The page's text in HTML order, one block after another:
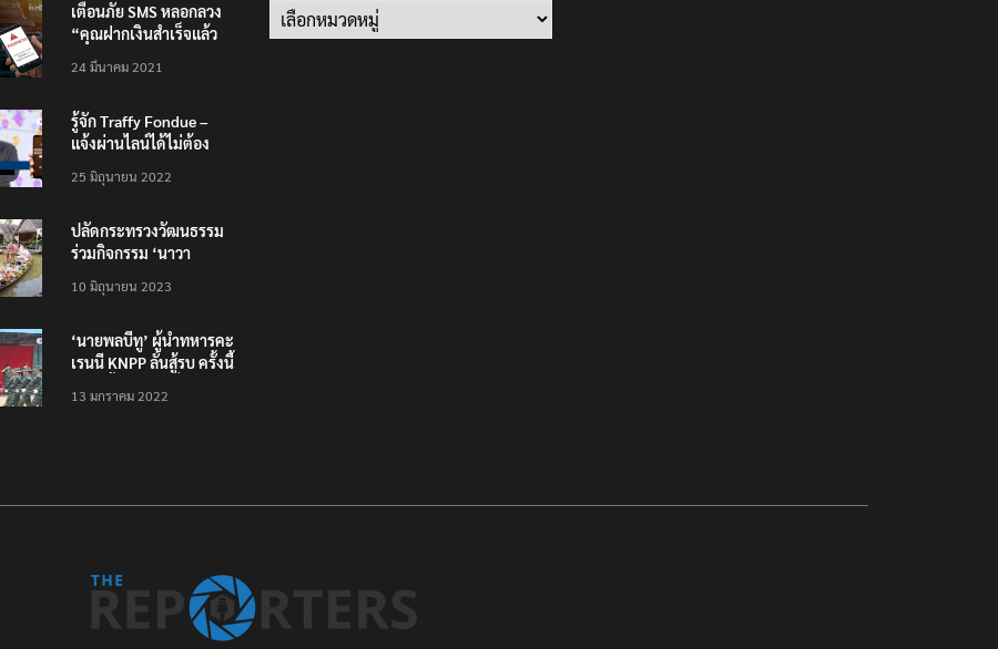
เตือนภัย SMS หลอกลวง
“คุณฝากเงินสำเร็จแล้ว
200,000 บาท”
24 มีนาคม 2021
รู้จัก Traffy Fondue –
แจ้งผ่านไลน์ได้ไม่ต้อง
ทั่วไทย ไม่ใช่แค่ในกรุง
25 มิถุนายน 2022
ปลัดกระทรวงวัฒนธรรม
ร่วมกิจกรรม ‘นาวา
ตักบาตรทางน้ำ
10 มิถุนายน 2023
‘นายพลบีทู’ ผู้นำทหารคะ
เรนนี KNPP ลั่นสู้รบ ครั้งนี้
ประชาชนต้องชนะ
13 มกราคม 2022